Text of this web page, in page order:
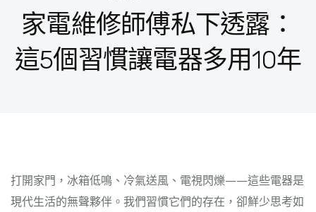
家電維修師傅私下透露：
這5個習慣讓電器多用10年
打開家門，冰箱低鳴、冷氣送風、電視閃爍——這些電器是
現代生活的無聲夥伴。我們習慣它們的存在，卻鮮少思考如